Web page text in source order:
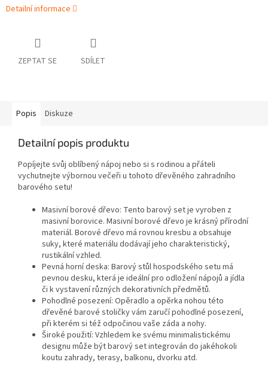
Detailní informace
ZEPTAT SE SDÍLET
Popis Diskuze
Detailní popis produktu
Popíjejte svůj oblíbený nápoj nebo si s rodinou a přáteli
vychutnejte výbornou večeři u tohoto dřevěného zahradního
barového setu!
Masivní borové dřevo: Tento barový set je vyroben z
masivní borovice. Masivní borové dřevo je krásný přírodní
materiál. Borové dřevo má rovnou kresbu a obsahuje
suky, které materiálu dodávají jeho charakteristický,
rustikální vzhled.
Pevná horní deska: Barový stůl hospodského setu má
pevnou desku, která je ideální pro odložení nápojů a jídla
či k vystavení různých dekorativních předmětů.
Pohodlné posezení: Opěradlo a opěrka nohou této
dřevěné barové stoličky vám zaručí pohodlné posezení,
při kterém si též odpočinou vaše záda a nohy.
Široké použití: Vzhledem ke svému minimalistickému
designu může být barový set integrován do jakéhokoli
koutu zahrady, terasy, balkonu, dvorku atd.